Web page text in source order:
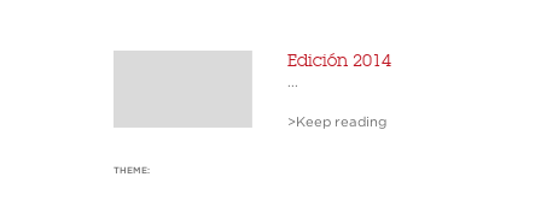
Edición 2014
>Keep reading
THEME: